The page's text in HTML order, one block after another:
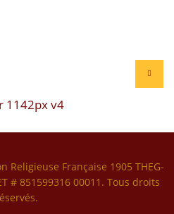
Religieuse Française 1905 THEG-
# 851599316 00011. Tous droits